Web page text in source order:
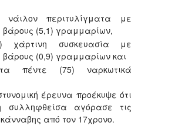
περιτυλίγματα με
βάρους (5,1) γραμμαρίων,
χάρτινη συσκευασία με
βάρους (0,9) γραμμαρίων και
πέντε (75) ναρκωτικά
έρευνα προέκυψε ότι
συλληφθείσα αγόρασε τις
από τον 17χρονο.